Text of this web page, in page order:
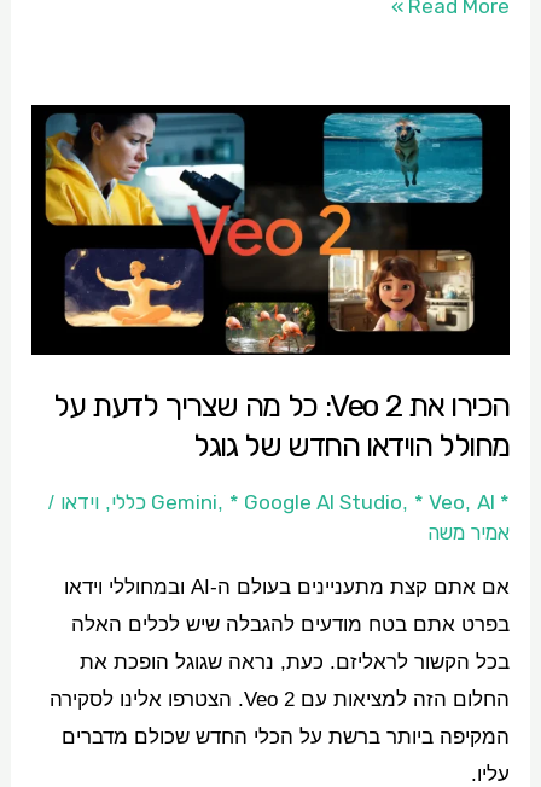
Read More »
הכירו את Veo 2: כל מה שצריך לדעת על
מחולל הוידאו החדש של גוגל
* Gemini
, * Google AI Studio, * Veo, AI כללי ,וידאו /
אמיר משה
אם אתם קצת מתעניינים בעולם ה-AI ובמחוללי וידאו
בפרט אתם בטח מודעים להגבלה שיש לכלים האלה
בכל הקשור לראליזם. כעת, נראה שגוגל הופכת את
החלום הזה למציאות עם Veo 2. הצטרפו אלינו לסקירה
המקיפה ביותר ברשת על הכלי החדש שכולם מדברים
עליו.
הכירו
Veo
על
מחולל
הוידאו
החדש